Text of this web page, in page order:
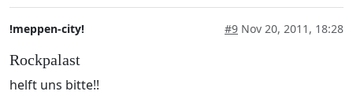
!meppen-city! #9 Nov 20, 2011, 18:28
Rockpalast
helft uns bitte!!